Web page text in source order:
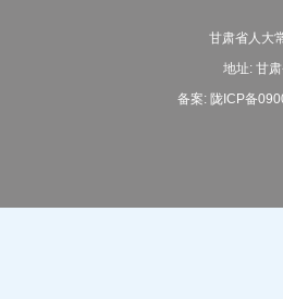
甘肃省人大
地址: 甘
备案: 陇ICP备